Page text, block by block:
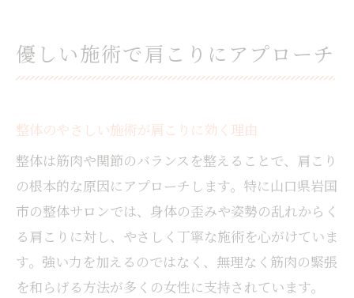
優しい施術で肩こりにアプローチ
整体のやさしい施術が肩こりに効く理由
整体は筋肉や関節のバランスを整えることで、肩こり
の根本的な原因にアプローチします。特に山口県岩国
市の整体サロンでは、身体の歪みや姿勢の乱れからく
る肩こりに対し、やさしく丁寧な施術を心がけていま
す。強い力を加えるのではなく、無理なく筋肉の緊張
を和らげる方法が多くの女性に支持されています。